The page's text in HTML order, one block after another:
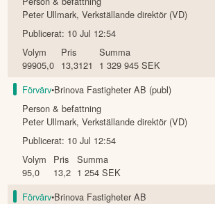
Peter Ullmark,Verkställande direktör (VD)
Publicerat: 10 Jul 12:54
Volym
99905,0
Pris
13,3121
Summa
1 329 945 SEK
Förvärv•Brinova Fastigheter AB (publ)
Person & befattning
Peter Ullmark,Verkställande direktör (VD)
Publicerat: 10 Jul 12:54
Volym
95,0
Pris
13,2
Summa
1 254 SEK
Förvärv•Brinova Fastigheter AB